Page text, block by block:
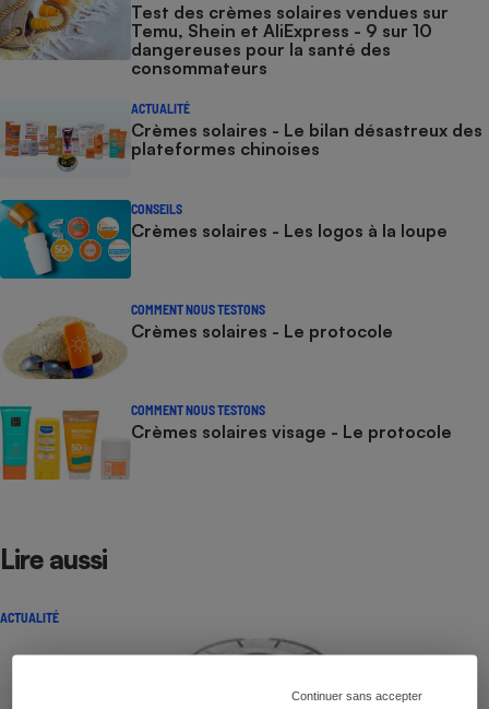
Continuer sans accepter
Test des crèmes solaires vendues sur
Temu, Shein et AliExpress - 9 sur 10
dangereuses pour la santé des
consommateurs
ACTUALITÉ
Crèmes solaires - Le bilan désastreux des
plateformes chinoises
CONSEILS
Crèmes solaires - Les logos à la loupe
COMMENT NOUS TESTONS
Crèmes solaires - Le protocole
COMMENT NOUS TESTONS
Crèmes solaires visage - Le protocole
Lire aussi
ACTUALITÉ